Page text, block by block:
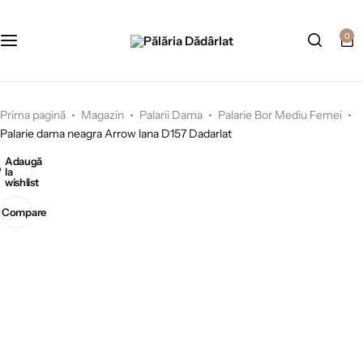
0
Prima pagină Magazin Palarii Dama
Palarie Bor Mediu Femei
Palarie dama neagra Arrow lana D157 Dadarlat
Adaugă
la
wishlist
Compare